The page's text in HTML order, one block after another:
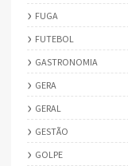
FUGA
FUTEBOL
GASTRONOMIA
GERA
GERAL
GESTÃO
GOLPE